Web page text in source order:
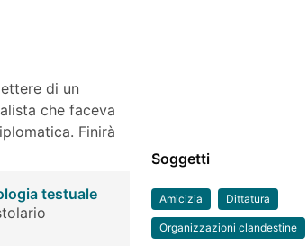
di un
che faceva
Finirà
testuale
Soggetti
Amicizia Dittatura
Organizzazioni clandestine